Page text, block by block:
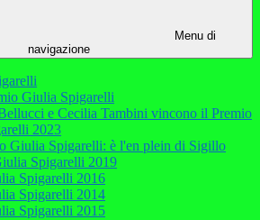
Menu di
navigazione
Giulia Spigarelli
e Cecilia Tambini vincono il Premio
2023
Giulia Spigarelli: è l'en plein di Sigillo
Spigarelli 2019
Spigarelli 2016
Spigarelli 2014
Spigarelli 2015